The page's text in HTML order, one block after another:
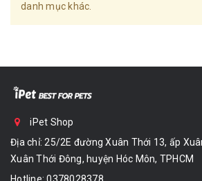
danh mục khác.
iPet Shop
Địa chỉ: 25/2E đường Xuân Thới 13, ấp
Xuân Thới Đông, huyện Hóc Môn, TPHCM